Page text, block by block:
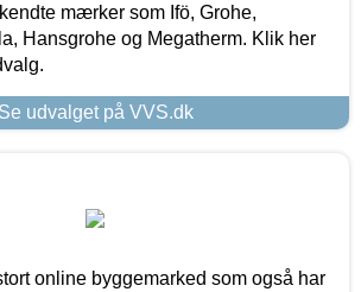
mærker som Ifö, Grohe,
Hansgrohe og Megatherm. Klik her
Se udvalget på VVS.dk
online byggemarked som også har